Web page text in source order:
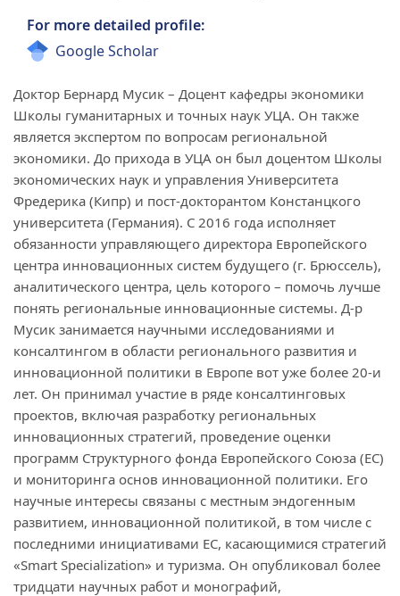
For more detailed profile:
Google Scholar
Доктор Бернард Мусик – Доцент кафедры экономики
Школы гуманитарных и точных наук УЦА. Он также
является экспертом по вопросам региональной
экономики. До прихода в УЦА он был доцентом Школы
экономических наук и управления Университета
Фредерика (Кипр) и пост-докторантом Констанцкого
университета (Германия). С 2016 года исполняет
обязанности управляющего директора Европейского
центра инновационных систем будущего (г. Брюссель),
аналитического центра, цель которого – помочь лучше
понять региональные инновационные системы. Д-р
Мусик занимается научными исследованиями и
консалтингом в области регионального развития и
инновационной политики в Европе вот уже более 20-и
лет. Он принимал участие в ряде консалтинговых
проектов, включая разработку региональных
инновационных стратегий, проведение оценки
программ Структурного фонда Европейского Союза (ЕС)
и мониторинга основ инновационной политики. Его
научные интересы связаны с местным эндогенным
развитием, инновационной политикой, в том числе с
последними инициативами ЕС, касающимися стратегий
«Smart Specialization» и туризма. Он опубликовал более
тридцати научных работ и монографий,